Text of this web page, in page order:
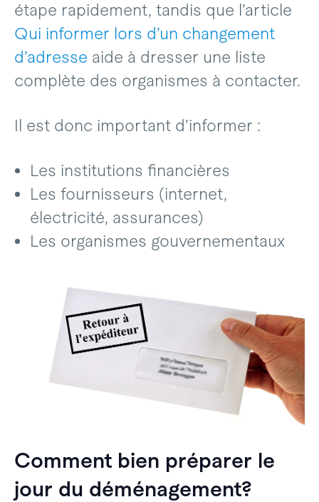
étape rapidement, tandis que l’article
Qui informer lors d’un changement
d’adresse aide à dresser une liste
complète des organismes à contacter.
Il est donc important d’informer :
Les institutions financières
Les fournisseurs (internet,
électricité, assurances)
Les organismes gouvernementaux
Comment bien préparer le
jour du déménagement?